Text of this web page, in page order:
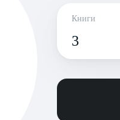
Книги
3